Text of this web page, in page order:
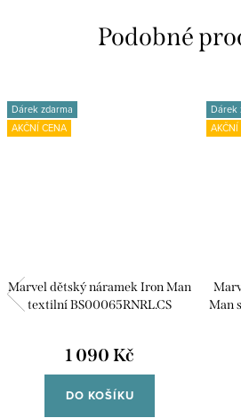
Dárek zdarma
AKČNÍ CENA
Marvel dětský náramek Iron Man
textilní BS00065RNRL.CS
1 090 Kč
DO KOŠÍKU
Dárek
AKČNÍ
Man